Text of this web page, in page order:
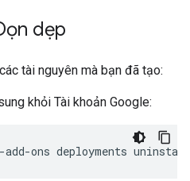
dẹp
tài nguyên mà bạn đã tạo:
khỏi Tài khoản Google:
add-ons deployments uninstall